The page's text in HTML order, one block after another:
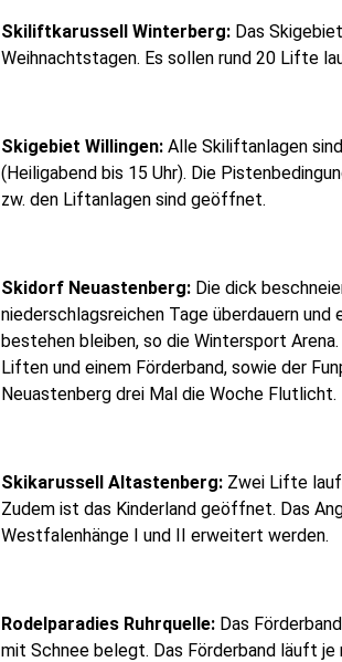
Skiliftkarussell Winterberg: Das
Weihnachtstagen. Es sollen rund 20 Lifte
Skigebiet Willingen: Alle Skiliftanlagen
(Heiligabend bis 15 Uhr). Die
zw. den Liftanlagen sind geöffnet.
Skidorf Neuastenberg: Die dick
niederschlagsreichen Tage überdauern
bestehen bleiben, so die Wintersport
Liften und einem Förderband, sowie der
Neuastenberg drei Mal die Woche Flutlicht.
Skikarussell Altastenberg: Zwei Lifte
Zudem ist das Kinderland geöffnet. Das
Westfalenhänge I und II erweitert werden.
Rodelparadies Ruhrquelle: Das
mit Schnee belegt. Das Förderband läuft